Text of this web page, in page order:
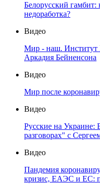
Белорусский
недоработка?
Видео
Мир - наш. Институт
Аркадия Бейненсона
Видео
Мир после
Видео
Русские на Украине:
разговорах" с
Видео
Пандемия
кризис, ЕАЭС и ЕС: